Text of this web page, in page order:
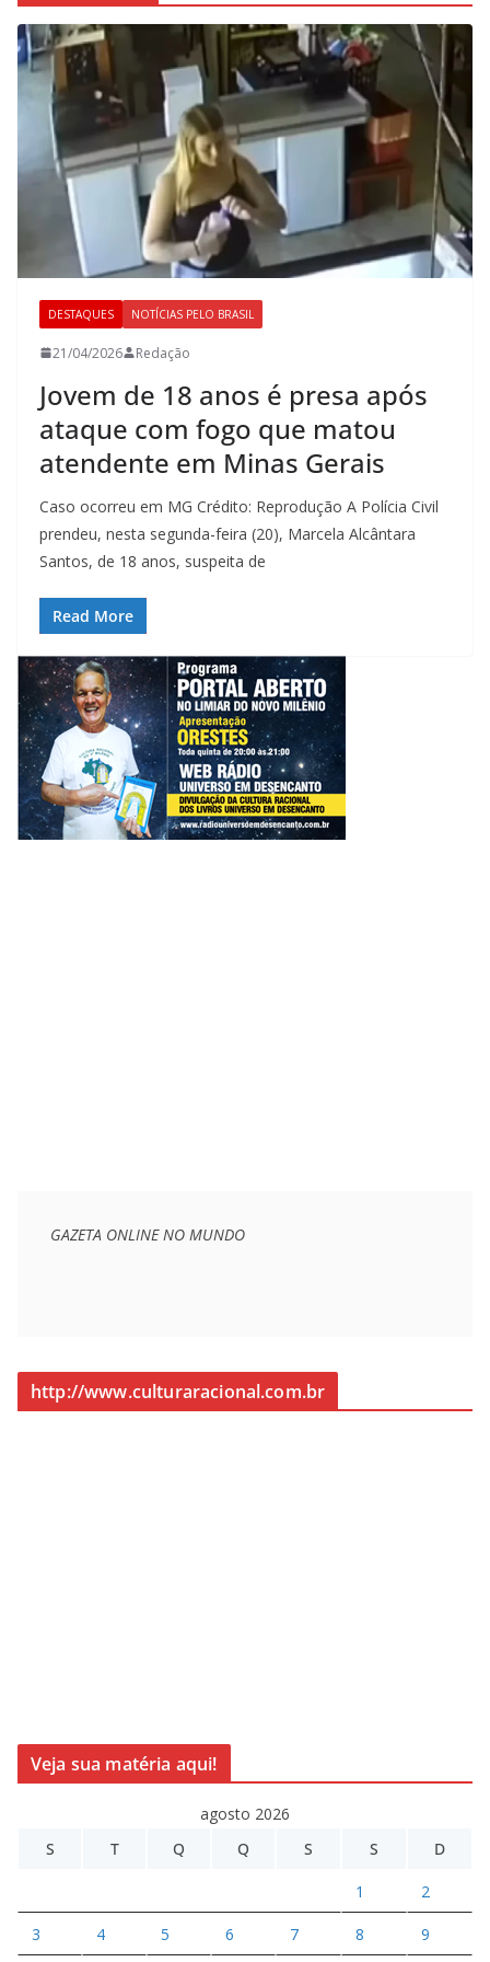
DESTAQUES NOTÍCIAS PELO BRASIL
21/04/2026 Redação
Jovem de 18 anos é presa após
ataque com fogo que matou
atendente em Minas Gerais
Caso ocorreu em MG Crédito: Reprodução A Polícia Civil
prendeu, nesta segunda-feira (20), Marcela Alcântara
Santos, de 18 anos, suspeita de
Read More
GAZETA ONLINE NO MUNDO
http://www.culturaracional.com.br
Veja sua matéria aqui!
agosto 2026
S
T Q Q S S D
1 2
3 4 5 6 7 8 9